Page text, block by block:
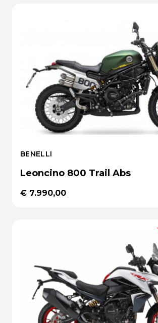
BENELLI
Leoncino 800 Trail Abs
€ 7.990,00